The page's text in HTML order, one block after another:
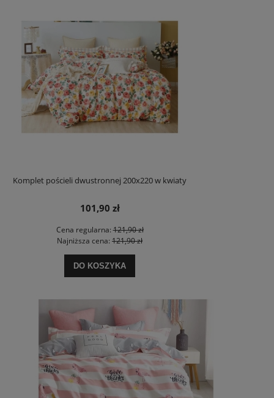
Komplet pościeli dwustronnej 200x220 w kwiaty
101,90 zł
Cena regularna:121,90 zł
Najniższa cena: 121,90 zł
DO KOSZYKA